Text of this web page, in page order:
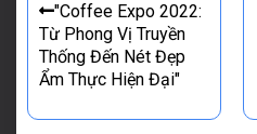
"Coffee Expo 2022:
Từ Phong Vị Truyền
Thống Đến Nét Đẹp
Ẩm Thực Hiện Đại"